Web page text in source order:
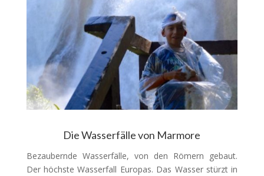
Die Wasserfälle von Marmore
Bezaubernde Wasserfälle, von den Römern gebaut.
Der höchste Wasserfall Europas. Das Wasser stürzt in